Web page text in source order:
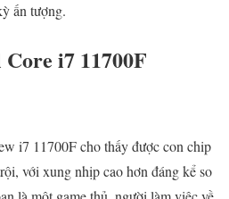
ấn tượng.
i7 11700F
i7 11700F cho thấy được con chip
với xung nhịp cao hơn đáng kể so